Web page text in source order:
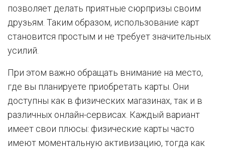
позволяет делать приятные сюрпризы своим
друзьям. Таким образом, использование карт
становится простым и не требует значительных
усилий.
При этом важно обращать внимание на место,
где вы планируете приобретать карты. Они
доступны как в физических магазинах, так и в
различных онлайн-сервисах. Каждый вариант
имеет свои плюсы: физические карты часто
имеют моментальную активизацию, тогда как